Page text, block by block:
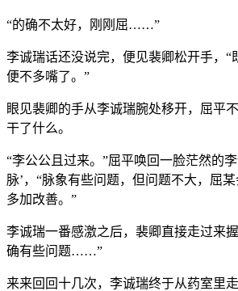
“的确不太好，刚刚屈……”
李诚瑞话还没说完，便见裴卿松开手，“
便不多嘴了。”
眼见裴卿的手从李诚瑞腕处移开，屈平
干了什么。
“李公公且过来。”屈平唤回一脸茫然的
脉’，“脉象有些问题，但问题不大，屈
多加改善。”
李诚瑞一番感激之后，裴卿直接走过来
确有些问题……”
来来回回十几次，李诚瑞终于从药室里走